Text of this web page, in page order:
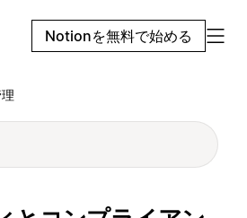
Notionを無料で始める